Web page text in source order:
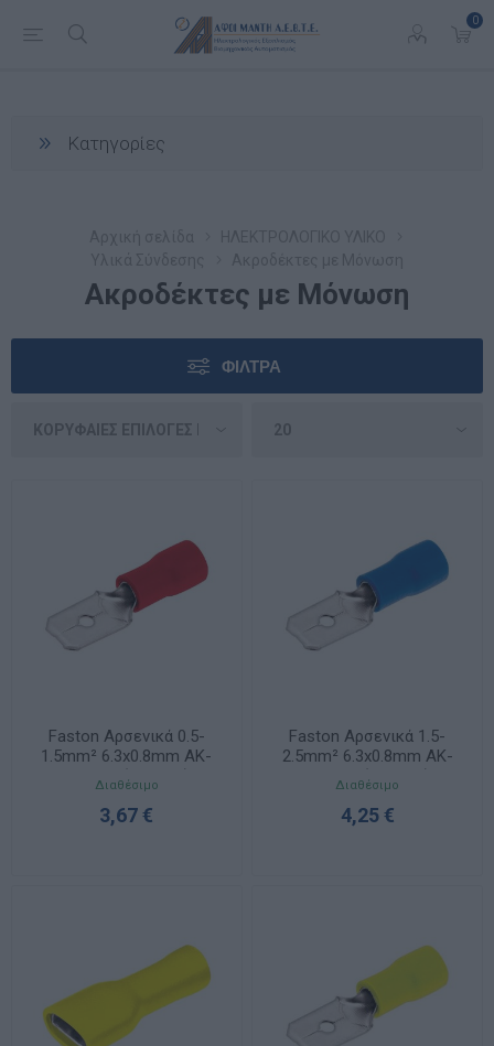
0
Κατηγορίες
Ακροδέκτες με Μόνωση
ΦΊΛΤΡΑ
Faston Αρσενικά 0.5-
1.5mm² 6.3x0.8mm ΑΚ-
ΑΚ-042 (100 τμχ)
Διαθέσιμο
3,67 €
Faston Αρσενικά 1.5-
2.5mm² 6.3x0.8mm ΑΚ-
ΑΚ-043 (100 τμχ)
Διαθέσιμο
4,25 €